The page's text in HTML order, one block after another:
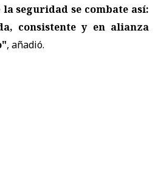
la seguridad se combate así:
consistente y en alianza
, añadió.